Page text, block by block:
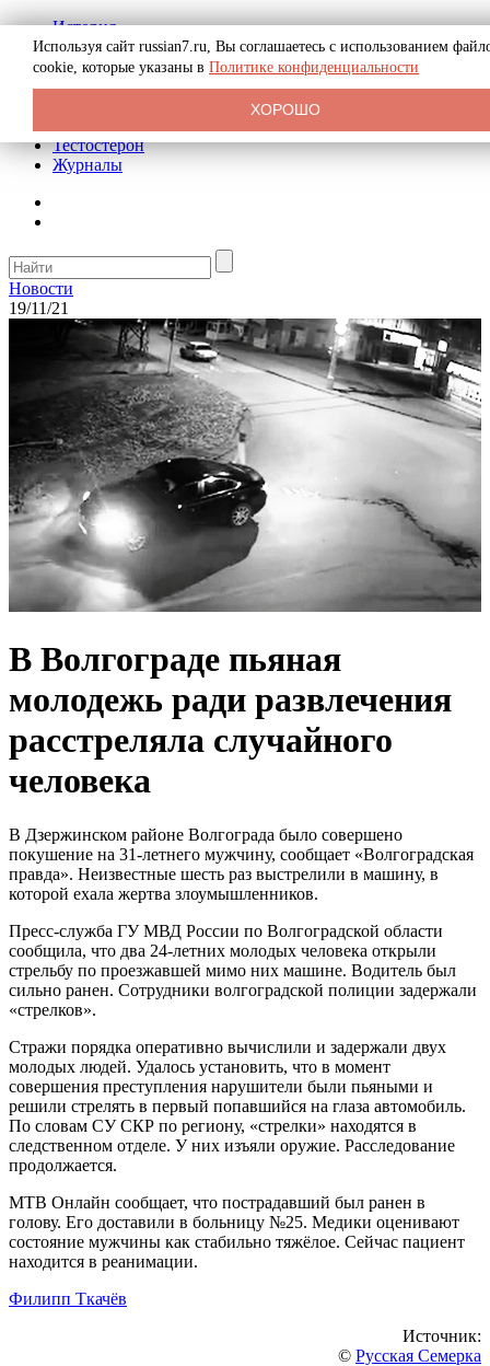
История
Биография
Криминал
Реклама на сайте
Тестостерон
Журналы
Новости
19/11/21
В Волгограде пьяная
молодежь ради развлечения
расстреляла случайного
человека
В Дзержинском районе Волгограда было совершено
покушение на 31-летнего мужчину, сообщает «Волгоградская
правда». Неизвестные шесть раз выстрелили в машину, в
которой ехала жертва злоумышленников.
Пресс-служба ГУ МВД России по Волгоградской области
сообщила, что два 24-летних молодых человека открыли
стрельбу по проезжавшей мимо них машине. Водитель был
сильно ранен. Сотрудники волгоградской полиции задержали
«стрелков».
Стражи порядка оперативно вычислили и задержали двух
молодых людей. Удалось установить, что в момент
совершения преступления нарушители были пьяными и
решили стрелять в первый попавшийся на глаза автомобиль.
По словам СУ СКР по региону, «стрелки» находятся в
следственном отделе. У них изъяли оружие. Расследование
продолжается.
МТВ Онлайн сообщает, что пострадавший был ранен в
голову. Его доставили в больницу №25. Медики оценивают
состояние мужчины как стабильно тяжёлое. Сейчас пациент
находится в реанимации.
Филипп Ткачёв
Источник:
© Русская Семерка
Используя сайт russian7.ru, Вы соглашаетесь с использованием
cookie, которые указаны в Политике конфиденциальности
ХОРОШО